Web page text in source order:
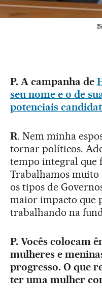
P. A campanha de
seu nome e o de
potenciais
R. Nem minha
tornar políticos.
tempo integral que
Trabalhamos
os tipos de
maior impacto que
trabalhando na
P. Vocês colocam
mulheres e
progresso. O que
ter uma mulher